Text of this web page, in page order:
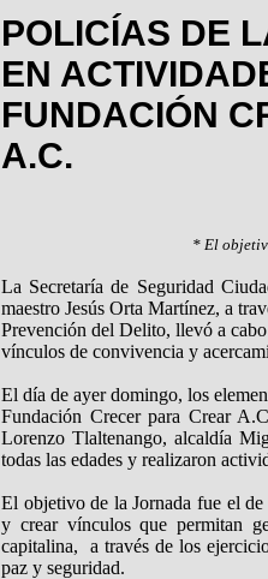
POLICÍAS DE
EN
FUNDACIÓN
A.C.
* El
La Secretaría de Seguridad
maestro Jesús Orta Martínez, a
Prevención del Delito, llevó a
vínculos de convivencia y
El día de ayer domingo, los
Fundación Crecer para Crear
Lorenzo Tlaltenango, alcaldía
todas las edades y realizaron
El objetivo de la Jornada fue el
y crear vínculos que permitan
capitalina, a través de los
paz y seguridad.